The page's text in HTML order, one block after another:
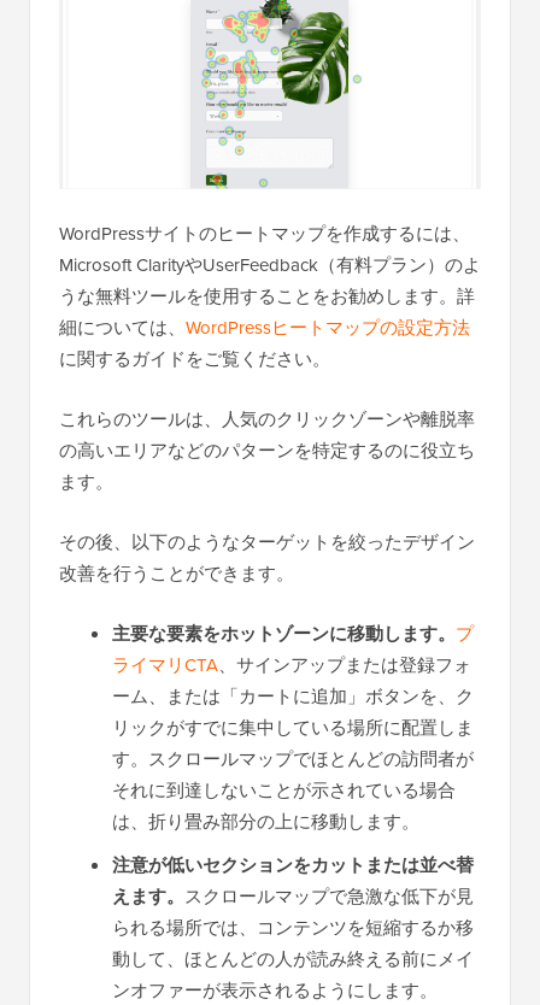
WordPressサイトのヒートマップを作成するには、
Microsoft ClarityやUserFeedback（有料プラン）のよ
うな無料ツールを使用することをお勧めします。詳
細については、 WordPressヒートマップの設定方法
に関するガイドをご覧ください。
これらのツールは、人気のクリックゾーンや離脱率
の高いエリアなどのパターンを特定するのに役立ち
ます。
その後、以下のようなターゲットを絞ったデザイン
改善を行うことができます。
主要な要素をホットゾーンに移動します。 プ
ライマリCTA、サインアップまたは登録フォ
ーム、または「カートに追加」ボタンを、ク
リックがすでに集中している場所に配置しま
す。スクロールマップでほとんどの訪問者が
それに到達しないことが示されている場合
は、折り畳み部分の上に移動します。
注意が低いセクションをカットまたは並べ替
えます。 スクロールマップで急激な低下が見
られる場所では、コンテンツを短縮するか移
動して、ほとんどの人が読み終える前にメイ
ンオファーが表示されるようにします。